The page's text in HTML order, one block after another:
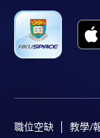
學院為學
用於一般
職位空缺 教學/